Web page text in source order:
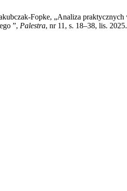
Fopke, „Analiza
”, Palestra, nr 11, s. 18–38, lis. 2025.